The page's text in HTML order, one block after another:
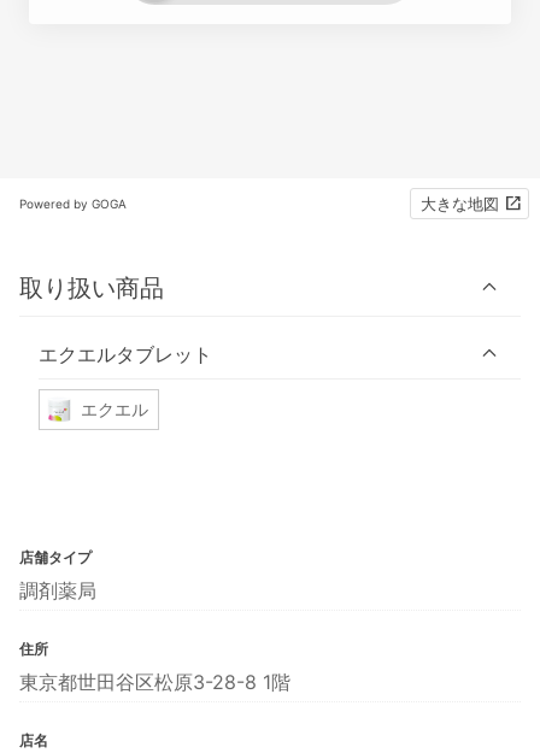
Powered by GOGA 大きな地図
取り扱い商品
エクエルタブレット
エクエル
店舗タイプ
調剤薬局
住所
東京都世田谷区松原3-28-8 1階
店名